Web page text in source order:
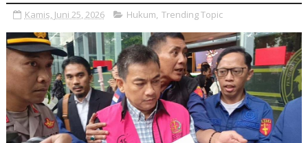
Kamis, Juni 25, 2026 Hukum, Trending Topic